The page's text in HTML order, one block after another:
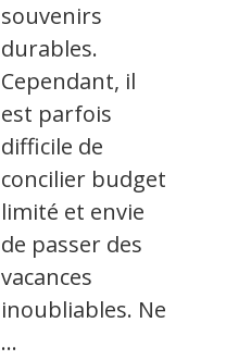
souvenirs
durables.
Cependant, il
est parfois
difficile de
concilier budget
limité et envie
de passer des
vacances
inoubliables. Ne
…